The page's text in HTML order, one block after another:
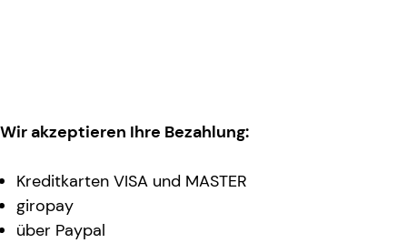
Wir akzeptieren Ihre Bezahlung:
Kreditkarten VISA und MASTER
giropay
über Paypal